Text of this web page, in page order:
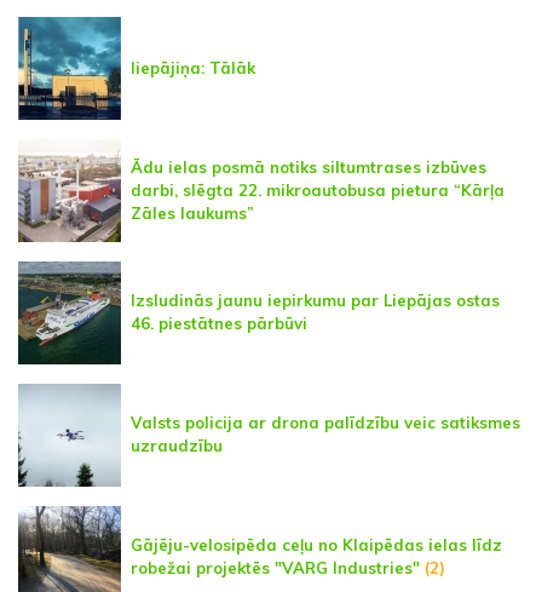
liepājiņa: Tālāk
Ādu ielas posmā notiks siltumtrases izbūves
darbi, slēgta 22. mikroautobusa pietura “Kārļa
Zāles laukums”
Izsludinās jaunu iepirkumu par Liepājas ostas
46. piestātnes pārbūvi
Valsts policija ar drona palīdzību veic satiksmes
uzraudzību
Gājēju-velosipēda ceļu no Klaipēdas ielas līdz
robežai projektēs "VARG Industries" (2)